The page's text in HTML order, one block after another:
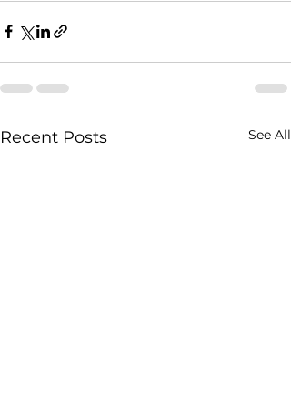
Recent Posts See All